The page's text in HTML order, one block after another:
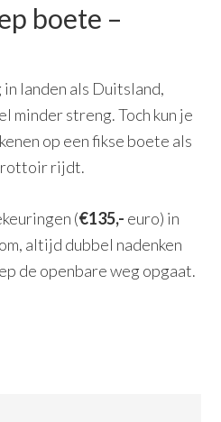
boete –
landen als Duitsland,
minder streng. Toch kun je
op een fikse boete als
rijdt.
(€135,- euro) in
altijd dubbel nadenken
de openbare weg opgaat.